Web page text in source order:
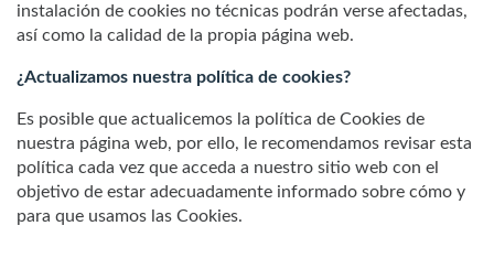
instalación de cookies no técnicas podrán verse afectadas,
así como la calidad de la propia página web.
¿Actualizamos nuestra política de cookies?
Es posible que actualicemos la política de Cookies de
nuestra página web, por ello, le recomendamos revisar esta
política cada vez que acceda a nuestro sitio web con el
objetivo de estar adecuadamente informado sobre cómo y
para que usamos las Cookies.